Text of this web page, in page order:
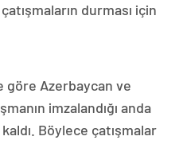
durması için
göre Azerbaycan ve
imzalandığı anda
Böylece çatışmalar